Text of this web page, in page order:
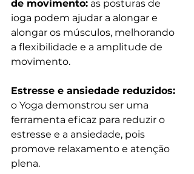
de movimento: as posturas de
ioga podem ajudar a alongar e
alongar os músculos, melhorando
a flexibilidade e a amplitude de
movimento.
Estresse e ansiedade reduzidos:
o Yoga demonstrou ser uma
ferramenta eficaz para reduzir o
estresse e a ansiedade, pois
promove relaxamento e atenção
plena.